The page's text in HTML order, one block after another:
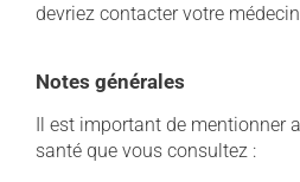
devriez contacter votre
Notes générales
Il est important de mentionner
santé que vous consultez :